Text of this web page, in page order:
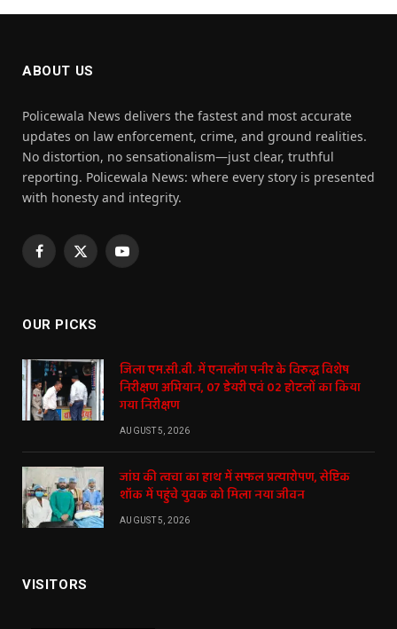
ABOUT US
Policewala News delivers the fastest and most accurate
updates on law enforcement, crime, and ground realities.
No distortion, no sensationalism—just clear, truthful
reporting. Policewala News: where every story is presented
with honesty and integrity.
Facebook
X
YouTube
OUR PICKS
जिला एम.सी.बी. में एनालॉग पनीर के विरुद्ध विशेष
निरीक्षण अभियान, 07 डेयरी एवं 02 होटलों का किया
गया निरीक्षण
AUGUST 5, 2026
जांघ की त्वचा का हाथ में सफल प्रत्यारोपण, सेप्टिक
शॉक में पहुंचे युवक को मिला नया जीवन
AUGUST 5, 2026
VISITORS